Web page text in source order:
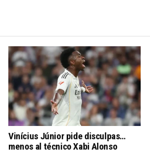
Vinícius Júnior pide disculpas…
menos al técnico Xabi Alonso